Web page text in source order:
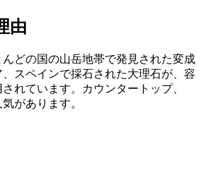
由
どの国の山岳地帯で発見された変成
スペインで採石された大理石が、容
れています。カウンタートップ、
があります。